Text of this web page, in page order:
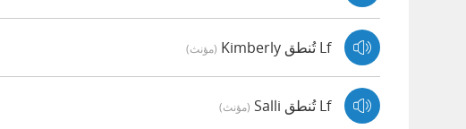
Lf تُنطق Kimberly (مؤنث)
Lf تُنطق Salli (مؤنث)